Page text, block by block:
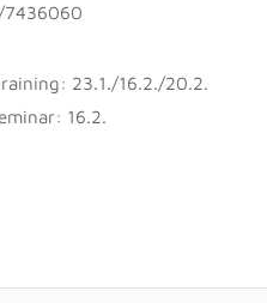
7436060
23.1./16.2./20.2.
16.2.